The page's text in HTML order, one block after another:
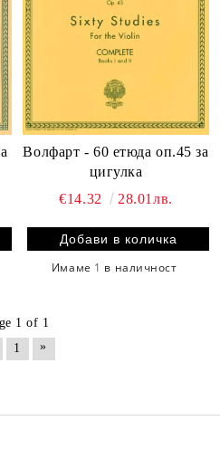
Волфарт - 60 етюда оп.45 за
цигулка
€14.32
28.01лв.
Имаме 1 в наличност
1 of 1
1 »